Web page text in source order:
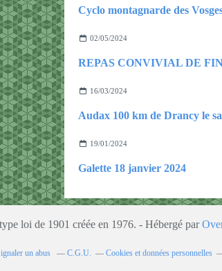
Cyclo montagnarde des
02/05/2024
16/03/2024
19/01/2024
Galette 18 janvier 2024
loi de 1901 créée en 1976. - Hébergé par
un abus C.G.U. Cookies et données personnelles